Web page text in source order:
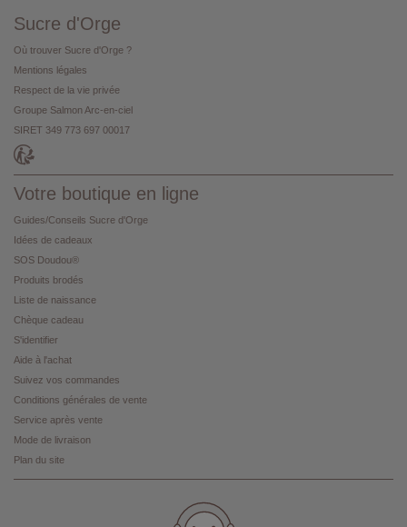
Sucre d'Orge
Où trouver Sucre d'Orge ?
Mentions légales
Respect de la vie privée
Groupe Salmon Arc-en-ciel
SIRET 349 773 697 00017
Votre boutique en ligne
Guides/Conseils Sucre d'Orge
Idées de cadeaux
SOS Doudou®
Produits brodés
Liste de naissance
Chèque cadeau
S'identifier
Aide à l'achat
Suivez vos commandes
Conditions générales de vente
Service après vente
Mode de livraison
Plan du site